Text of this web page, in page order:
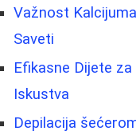
Važnost
Saveti
Efikasne Dijete
Iskustva
Depilacija